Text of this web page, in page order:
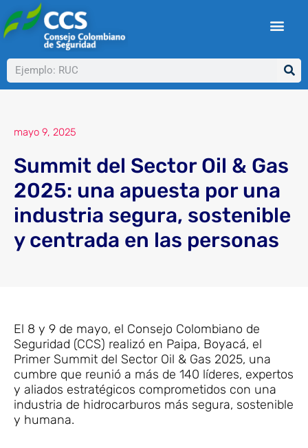
al
contenido
Buscar
mayo 9, 2025
Summit del Sector Oil & Gas
2025: una apuesta por una
industria segura, sostenible
y centrada en las personas
El 8 y 9 de mayo, el Consejo Colombiano de
Seguridad (CCS) realizó en Paipa, Boyacá, el
Primer Summit del Sector Oil & Gas 2025, una
cumbre que reunió a más de 140 líderes, expertos
y aliados estratégicos comprometidos con una
industria de hidrocarburos más segura, sostenible
y humana.